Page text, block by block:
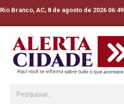
Rio Branco, AC, 8 de agosto de 2026 06:49